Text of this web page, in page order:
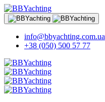
info@bbyachting.com.ua
+38 (050) 500 57 77